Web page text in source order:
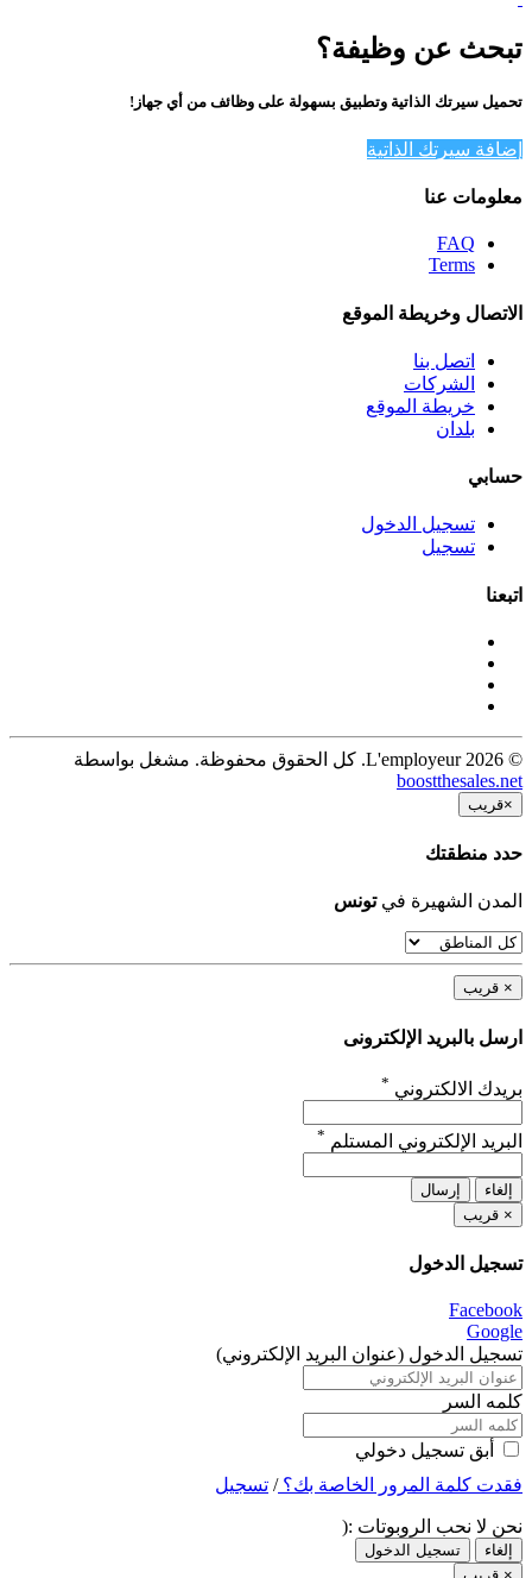
تبحث عن وظيفة؟
تحميل سيرتك الذاتية وتطبيق بسهولة على وظائف من أي جهاز!
إضافة سيرتك الذاتية
معلومات عنا
FAQ
Terms
الاتصال وخريطة الموقع
اتصل بنا
الشركات
خريطة الموقع
بلدان
حسابي
تسجيل الدخول
تسجيل
اتبعنا
© 2026 L'employeur. كل الحقوق محفوظة. مشغل بواسطة
boostthesales.net
×قريب
حدد منطقتك
المدن الشهيرة فيتونس
× قريب
ارسل بالبريد الإلكترونى
بريدك الالكتروني *
البريد الإلكتروني المستلم *
إلغاء
إرسال
× قريب
تسجيل الدخول
Facebook
Google
تسجيل الدخول (عنوان البريد الإلكتروني)
كلمه السر
أبق تسجيل دخولي
فقدت كلمة المرور الخاصة بك؟/ تسجيل
نحن لا نحب الروبوتات :(
إلغاء
تسجيل الدخول